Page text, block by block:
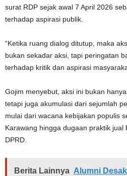
surat RDP sejak awal 7 April 2026
terhadap aspirasi publik.
“Ketika ruang dialog ditutup, maka
bukan sekadar aksi, tapi peringatan
terhadap kritik dan aspirasi
Gojim menyebut, aksi ini bukan
tetapi juga akumulasi dari sejumlah
mulai dari wacana kebijakan populis
Karawang hingga dugaan praktik jual
DPRD.
Berita Lainnya Alumni